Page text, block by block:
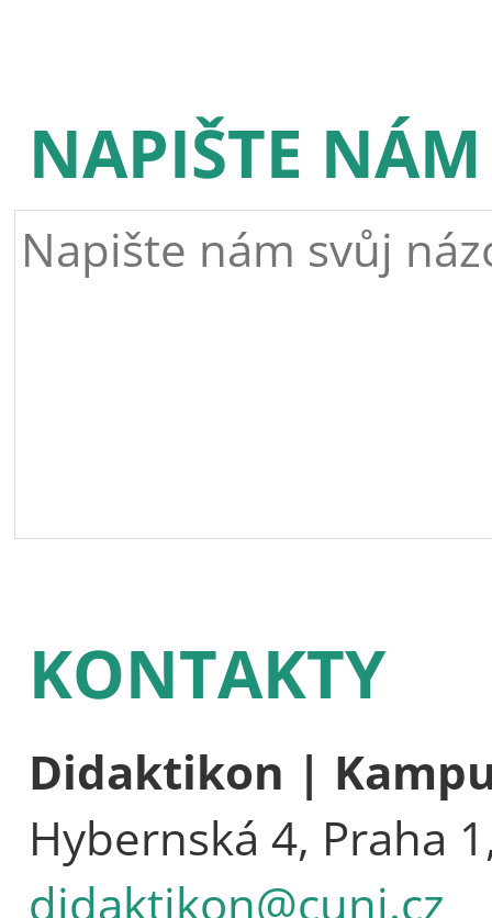
NAPIŠTE NÁM
KONTAKTY
Didaktikon |
Hybernská 4, Praha
didaktikon@cuni.cz